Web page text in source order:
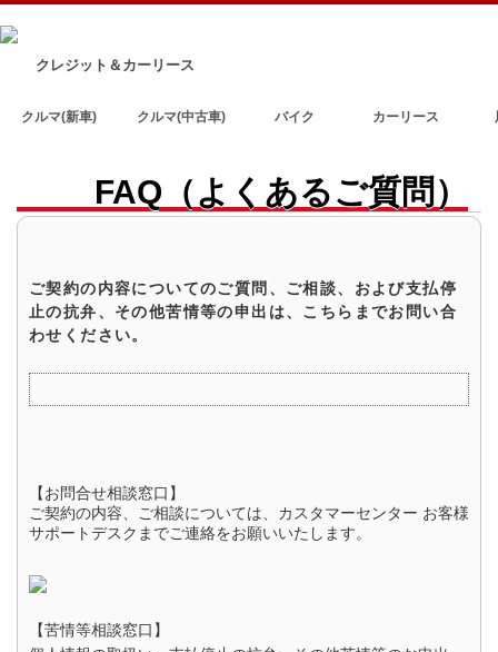
クレジット＆カーリース
クルマ(新車) クルマ(中古車) バイク カーリース
FAQ（よくあるご質問）
ご契約の内容についてのご質問、ご相談、および支払停
止の抗弁、その他苦情等の申出は、こちらまでお問い合
わせください。
【お問合せ相談窓口】
ご契約の内容、ご相談については、カスタマーセンター お客様
サポートデスクまでご連絡をお願いいたします。
【苦情等相談窓口】